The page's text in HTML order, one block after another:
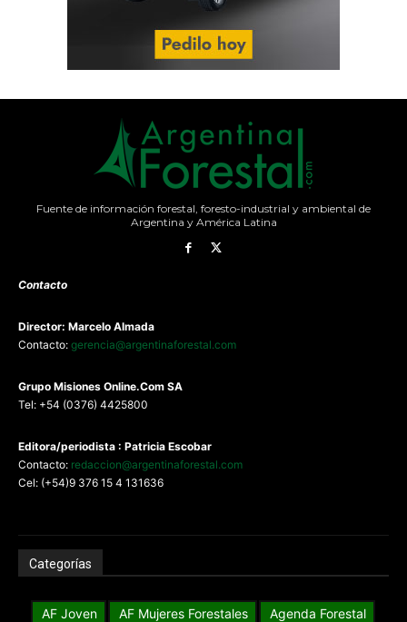
Fuente de información forestal, foresto-industrial y ambiental de
Argentina y América Latina
Contacto
Director: Marcelo Almada
Contacto: gerencia@argentinaforestal.com
Grupo Misiones Online.Com SA
Tel: +54 (0376) 4425800
Editora/periodista : Patricia Escobar
Contacto: redaccion@argentinaforestal.com
Cel: (+54)9 376 15 4 131636
Categorías
AF Joven AF Mujeres Forestales
Agenda Forestal